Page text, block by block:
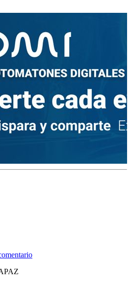
asistente virtual de rocio.com.
puedo ayudarte?
primera ermita?
Rocío?
tengo que hacer?